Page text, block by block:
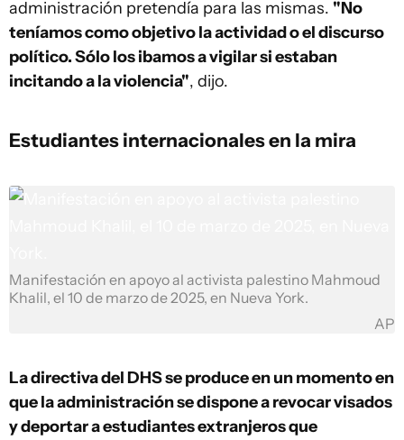
administración pretendía para las mismas. "No
teníamos como objetivo la actividad o el discurso
político. Sólo los ibamos a vigilar si estaban
incitando a la violencia", dijo.
Estudiantes internacionales en la mira
Manifestación en apoyo al activista palestino Mahmoud
Khalil, el 10 de marzo de 2025, en Nueva York.
AP
La directiva del DHS se produce en un momento en
que la administración se dispone a revocar visados
y deportar a estudiantes extranjeros que